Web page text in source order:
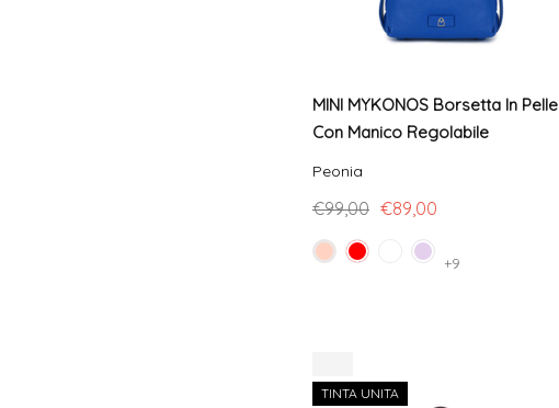
MINI MYKONOS Borsetta In Pelle
Con Manico Regolabile
Peonia
€99,00 €89,00
+9
TINTA UNITA